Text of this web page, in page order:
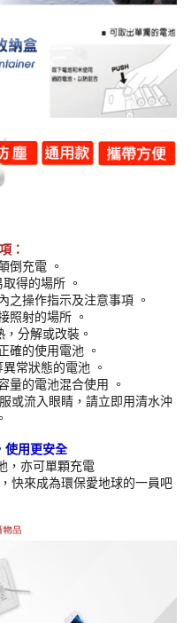
：
倒充電 。
得的場所 。
之操作指示及注意事項 。
照射的場所 。
分解或改裝。
確的使用電池 。
常狀態的電池 。
量的電池混合使用 。
或流入眼睛，請立即用清水沖
使用更安全
，亦可單顆充電
快來成為環保愛地球的一員吧